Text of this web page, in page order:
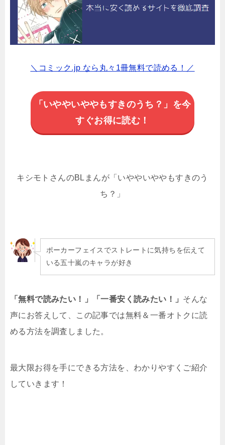
＼コミック.jp なら丸々1冊無料で読める！／
「いややいややもすきのうち？」を今
すぐお得に読む！
キシモトさんのBLまんが「いややいややもすきのう
ち？」
ポーカーフェイスでストレートに気持ちを伝えて
いる五十嵐のキャラが好き
「無料で読みたい！」「一番安く読みたい！」 そんな
声にお答えして、この記事では無料＆一番オトクに読
める方法を調査しました。
最大限お得を手にできる方法を、わかりやすくご紹介
していきます！